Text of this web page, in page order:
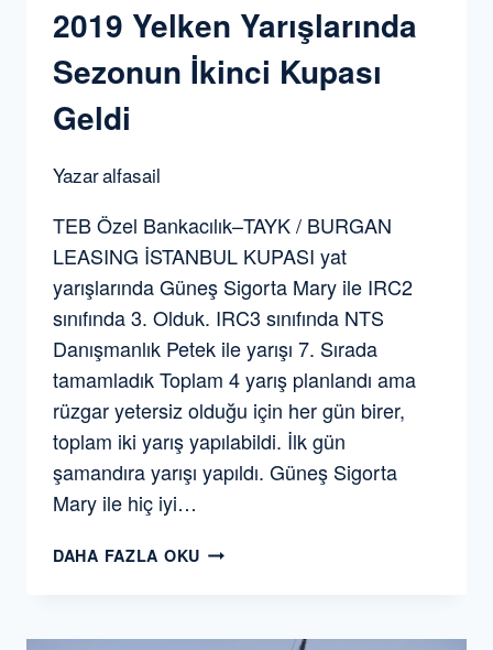
2019 Yelken Yarışlarında
Sezonun İkinci Kupası
Geldi
Yazaralfasail
TEB Özel Bankacılık–TAYK / BURGAN
LEASING İSTANBUL KUPASI yat
yarışlarında Güneş Sigorta Mary ile IRC2
sınıfında 3. Olduk. IRC3 sınıfında NTS
Danışmanlık Petek ile yarışı 7. Sırada
tamamladık Toplam 4 yarış planlandı ama
rüzgar yetersiz olduğu için her gün birer,
toplam iki yarış yapılabildi. İlk gün
şamandıra yarışı yapıldı. Güneş Sigorta
Mary ile hiç iyi…
DAHA FAZLA OKU 2019